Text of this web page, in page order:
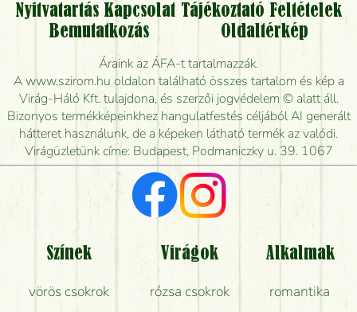
Vidékre is lehet rendelni?
Meddig rendelhetek virágküldést úgy, hogy még ma
kiszállítsák?
Mennyire gyorsan tudják elkészíteni a csokrot, és
mikor tudják leghamarabb kiszállítani?
Vörös rózsát keresek, van önöknél?
Milyen visszajelzést kapok a virágküldésről?
Tényleg azt kapom, ami a képen van?
Mit kell tudni a virágcsokrok szállításáról?
Hogy marad a lehető legtovább friss a csokor?
Nyitvatartás Kapcsolat Tájékoztató Feltételek
Bemutatkozás
Oldaltérkép
Áraink az ÁFA-t tartalmazzák.
A www.szirom.hu oldalon található összes tartalom és kép a
Virág-Háló Kft. tulajdona, és szerzői jogvédelem © alatt áll.
Bizonyos termékképeinkhez hangulatfestés céljából AI generált
hátteret használunk, de a képeken látható termék az valódi.
Virágüzletünk címe: Budapest, Podmaniczky u. 39. 1067
Színek
vörös csokrok
Virágok
rózsa csokrok
Alkalmak
romantika